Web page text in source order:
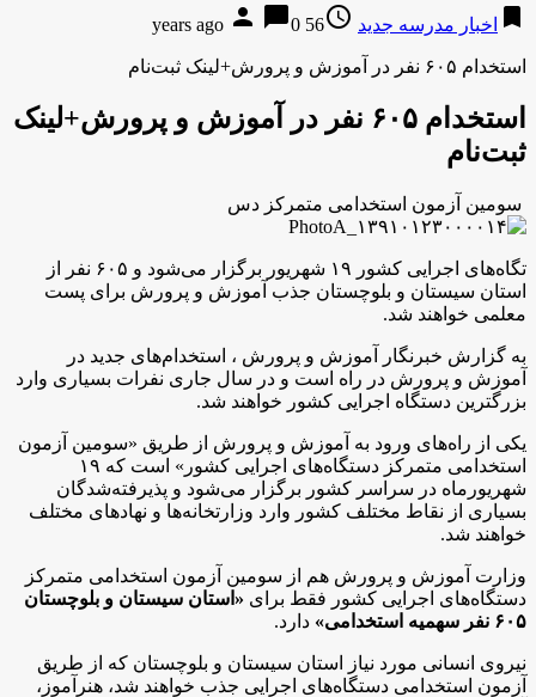
bookmark اخبار مدرسه جدید access_time
56 years ago
person chat_bubble0
استخدام ۶۰۵ نفر در آموزش و پرورش+لینک ثبت‌نام
استخدام ۶۰۵ نفر در آموزش و پرورش+لینک
ثبت‌نام
سومین آزمون استخدامی متمرکز دس
تگاه‌های اجرایی کشور ۱۹ شهریور برگزار می‌شود و ۶۰۵ نفر از
استان سیستان و بلوچستان جذب آموزش و پرورش برای پست
معلمی خواهند شد.
به گزارش خبرنگار آموزش و پرورش ، استخدام‌های جدید در
آموزش و پرورش در راه است و در سال جاری نفرات بسیاری وارد
بزرگترین دستگاه اجرایی کشور خواهند شد.
یکی از راه‌های ورود به آموزش و پرورش از طریق «سومین آزمون
استخدامی متمرکز دستگاه‌های اجرایی کشور» است که ۱۹
شهریورماه در سراسر کشور برگزار می‌شود و پذیرفته‌شدگان
بسیاری از نقاط مختلف کشور وارد وزارتخانه‌ها و نهادهای مختلف
خواهند شد.
وزارت آموزش و پرورش هم از سومین آزمون استخدامی متمرکز
دستگاه‌های اجرایی کشور فقط برای «استان سیستان و بلوچستان
۶۰۵ نفر سهمیه استخدامی»
دارد.
نیروی انسانی مورد نیاز استان سیستان و بلوچستان که از طریق
آزمون استخدامی دستگاه‌های اجرایی جذب خواهند شد، هنرآموز،